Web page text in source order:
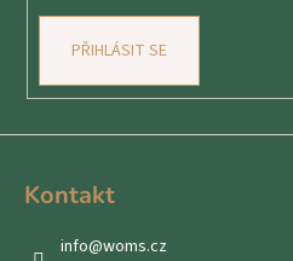
PŘIHLÁSIT SE
Kontakt
info@woms.cz